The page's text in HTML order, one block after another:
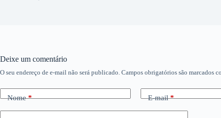
Deixe um comentário
O seu endereço de e-mail não será publicado. Campos obrigatórios são marcados
Nome* E-mail*